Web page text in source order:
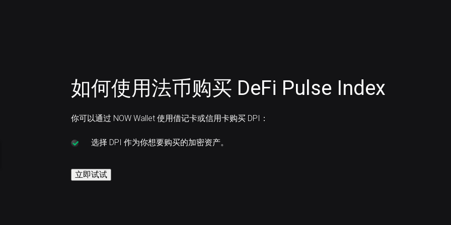
如何使用法币购买 DeFi Pulse Index
你可以通过 NOW Wallet 使用借记卡或信用卡购买 DPI：
选择 DPI 作为你想要购买的加密资产。
立即试试